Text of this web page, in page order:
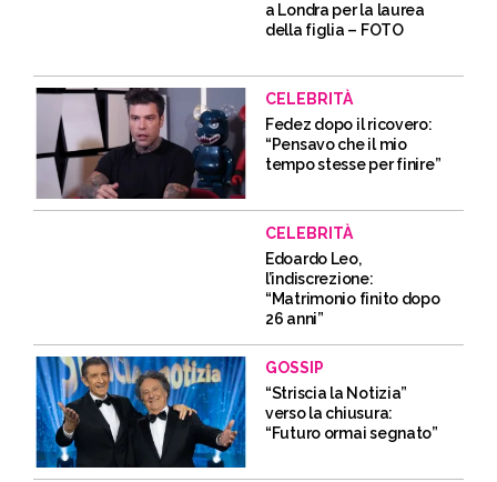
a Londra per la laurea
della figlia – FOTO
CELEBRITÀ
Fedez dopo il ricovero:
“Pensavo che il mio
tempo stesse per finire”
CELEBRITÀ
Edoardo Leo,
l’indiscrezione:
“Matrimonio finito dopo
26 anni”
GOSSIP
“Striscia la Notizia”
verso la chiusura:
“Futuro ormai segnato”